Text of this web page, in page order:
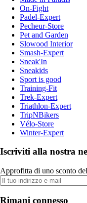
On-Fight
Padel-Expert
Pecheur-Store
Pet and Garden
Slowood Interior
Smash-Expert
Sneak'In
Sneakids
Sport is good
Training-Fit
Trek-Expert
Triathlon-Expert
TripNBikers
Vélo-Store
Winter-Expert
Iscriviti alla nostra
Approfitta di uno sconto
Rimani connesso